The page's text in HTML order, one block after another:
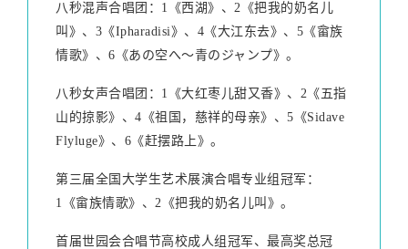
八秒混声合唱团：1《西湖》、2《把我的奶名儿
叫》、3《Ipharadisi》、4《大江东去》、5《畲族
情歌》、6《あの空へ～青のジャンプ》。
八秒女声合唱团：1《大红枣儿甜又香》、2《五指
山的掠影》、4《祖国，慈祥的母亲》、5《Sidave
Flyluge》、6《赶摆路上》。
第三届全国大学生艺术展演合唱专业组冠军：
1《畲族情歌》、2《把我的奶名儿叫》。
首届世园会合唱节高校成人组冠军、最高奖总冠